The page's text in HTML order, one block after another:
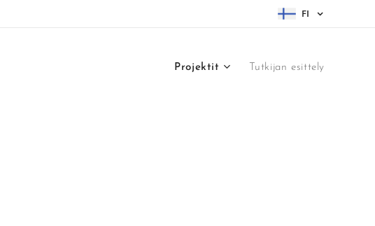
FI
Projektit Tutkijan esittely